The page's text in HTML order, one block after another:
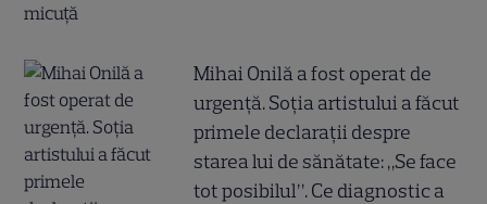
Mihai Onilă a fost operat de
urgență. Soția artistului a făcut
primele declarații despre
starea lui de sănătate: „Se face
tot posibilul”. Ce diagnostic a